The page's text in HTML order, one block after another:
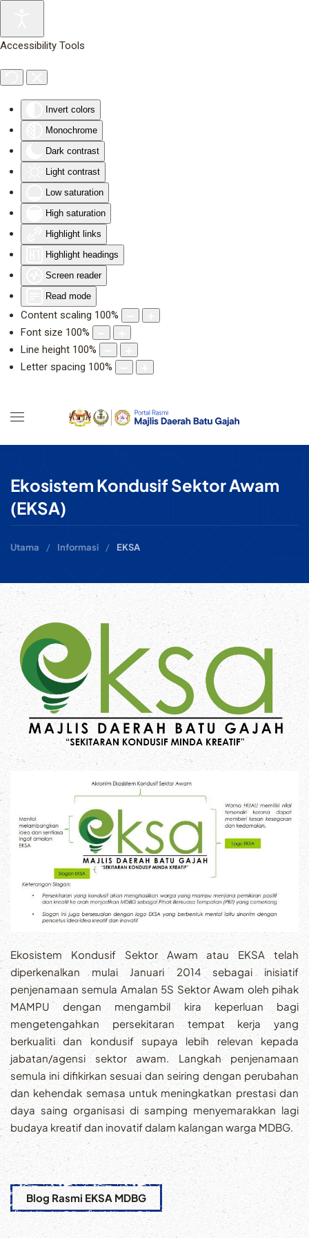
Accessibility Tools
Invert colors
Monochrome
Dark contrast
Light contrast
Low saturation
High saturation
Highlight links
Highlight headings
Screen reader
Read mode
Content scaling 100%
Font size 100%
Line height 100%
Letter spacing 100%
Ekosistem Kondusif Sektor Awam
(EKSA)
Utama Informasi EKSA
Ekosistem Kondusif Sektor Awam atau EKSA telah
diperkenalkan mulai Januari 2014 sebagai inisiatif
penjenamaan semula Amalan 5S Sektor Awam oleh pihak
MAMPU dengan mengambil kira keperluan bagi
mengetengahkan persekitaran tempat kerja yang
berkualiti dan kondusif supaya lebih relevan kepada
jabatan/agensi sektor awam. Langkah penjenamaan
semula ini difikirkan sesuai dan seiring dengan perubahan
dan kehendak semasa untuk meningkatkan prestasi dan
daya saing organisasi di samping menyemarakkan lagi
budaya kreatif dan inovatif dalam kalangan warga MDBG.
Blog Rasmi EKSA MDBG